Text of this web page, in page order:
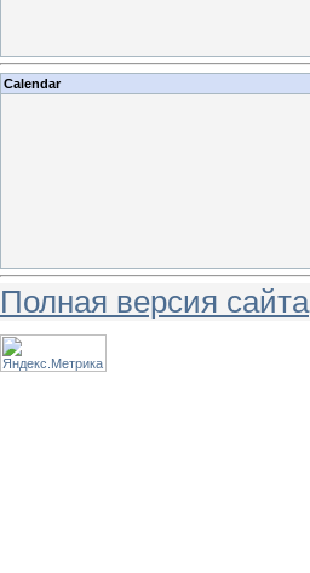
Calendar
Полная версия сайта